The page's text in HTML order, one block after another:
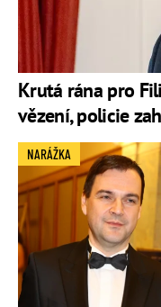
Krutá rána pro
vězení, policie
NARÁŽKA